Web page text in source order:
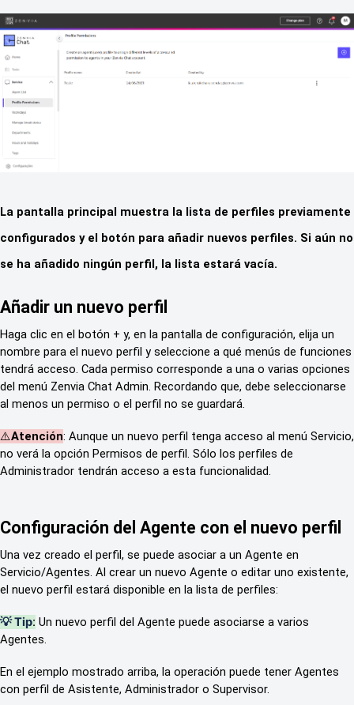
La pantalla principal muestra la lista de perfiles previamente
configurados y el botón para añadir nuevos perfiles. Si aún no
se ha añadido ningún perfil, la lista estará vacía.
Añadir un nuevo perfil
Haga clic en el botón + y, en la pantalla de configuración, elija un
nombre para el nuevo perfil y seleccione a qué menús de funciones
tendrá acceso. Cada permiso corresponde a una o varias opciones
del menú Zenvia Chat Admin. Recordando que, debe seleccionarse
al menos un permiso o el perfil no se guardará.
⚠️Atención: Aunque un nuevo perfil tenga acceso al menú Servicio,
no verá la opción Permisos de perfil. Sólo los perfiles de
Administrador tendrán acceso a esta funcionalidad.
Configuración del Agente con el nuevo perfil
Una vez creado el perfil, se puede asociar a un Agente en
Servicio/Agentes. Al crear un nuevo Agente o editar uno existente,
el nuevo perfil estará disponible en la lista de perfiles:
💡 Tip: Un nuevo perfil del Agente puede asociarse a varios
Agentes.
En el ejemplo mostrado arriba, la operación puede tener Agentes
con perfil de Asistente, Administrador o Supervisor.